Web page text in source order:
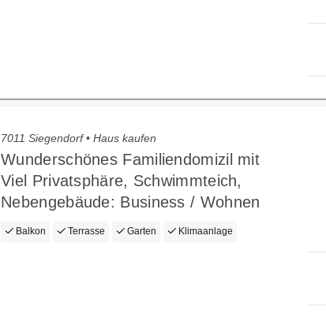
7011 Siegendorf • Haus kaufen
Wunderschönes Familiendomizil mit
Viel Privatsphäre, Schwimmteich,
Nebengebäude: Business / Wohnen
Balkon Terrasse Garten Klimaanlage